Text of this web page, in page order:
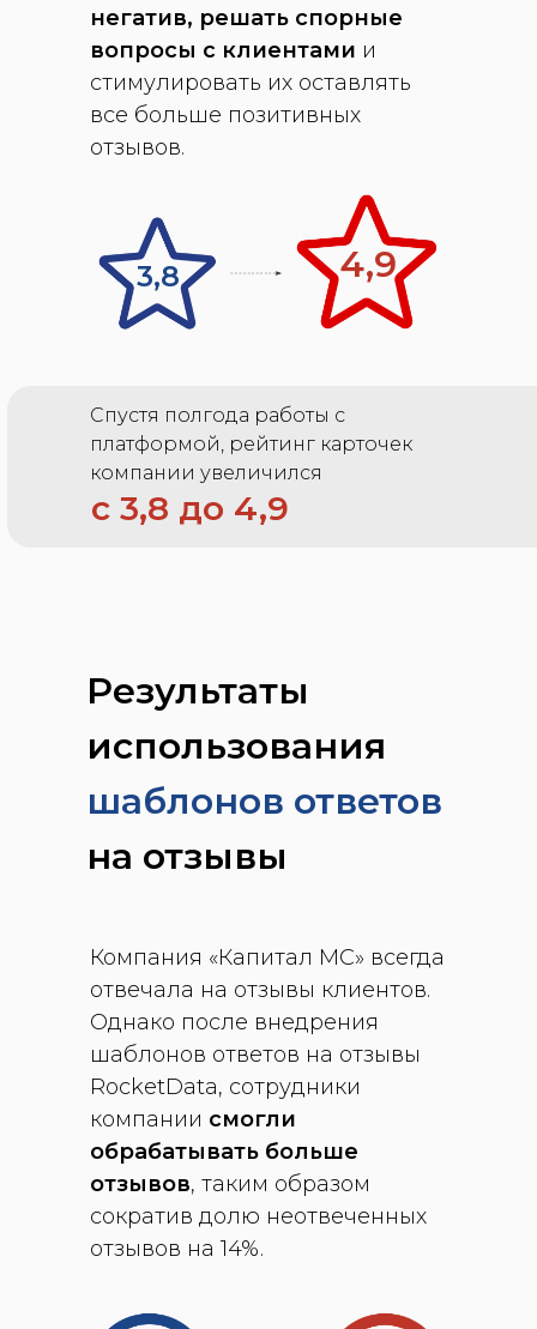
негатив, решать спорные
вопросы с клиентами и
стимулировать их оставлять
все больше позитивных
отзывов.
Cпустя полгода работы с
платформой, рейтинг карточек
компании увеличился
с 3,8 до 4,9
3,8 4,9
Результаты
использования
шаблонов ответов
на отзывы
Компания «Капитал МС» всегда
отвечала на отзывы клиентов.
Однако после внедрения
шаблонов ответов на отзывы
RocketData, сотрудники
компании смогли
обрабатывать больше
отзывов, таким образом
сократив долю неотвеченных
отзывов на 14%.